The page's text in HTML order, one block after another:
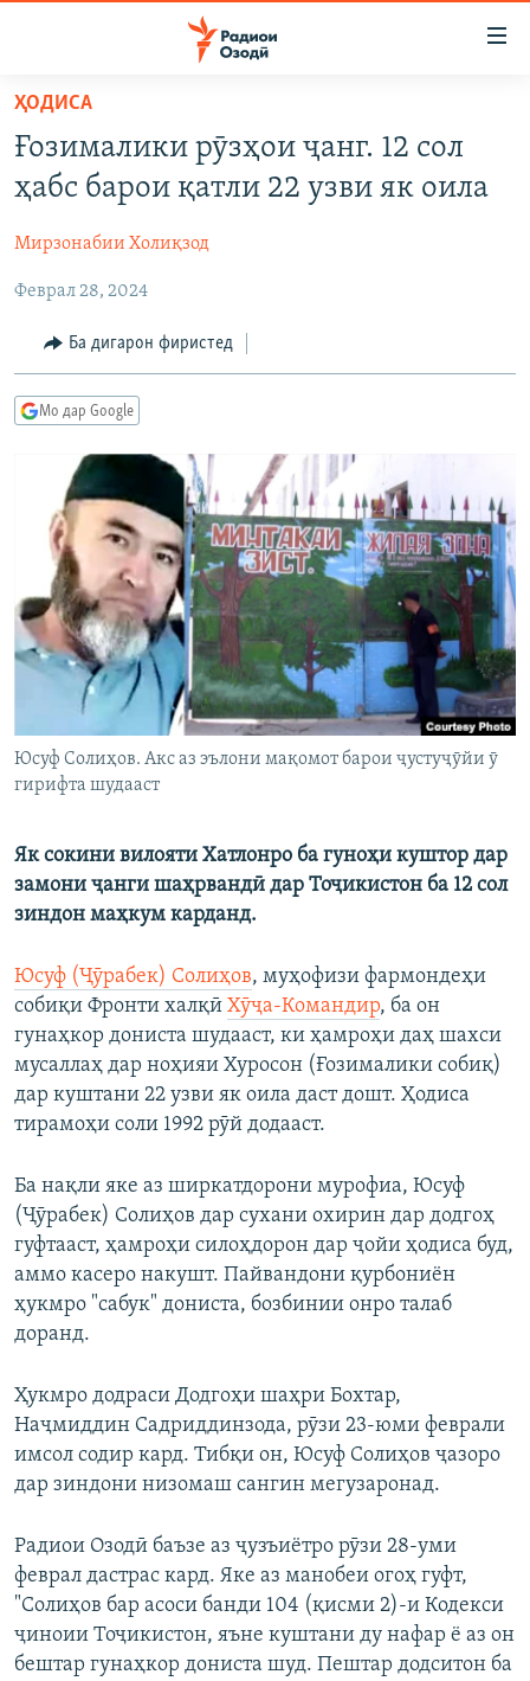
Ҷаҳиш
мояи
аслӣ
ба
аслӣ
Ҷаҳиш
ҷустор
СИЁСАТ
ҶОМЕА
ҚАЗИЯИ "КРОКУС"
ОСИЁИ МАРКАЗӢ
МЕҲМОНИ ОЗОДӢ
ВАРЗИШ
ГАПИ ОЗОД
РӮЗГОРИ МУҲОҶИР
САЛОМ, ХОҲАР
ТАҲҚИҚОТ
ҶАНГ ДАР УКРАИНА
НАЗАРИ МАРДУМ
БЛОГИСТОН
ОЗОДӢ ОНЛАЙН
ЧАНДРАСОНАӢ
ВИДЕО
НИГОРИСТОН
ГУЗОРИШҲОИ РАДИОӢ
РӮЙХАТҲО
КИТОБҲОИ ОЗОДӢ
Русский
ПАЙГИРӢ КУНЕД
Ҳамаи сомонаҳои RFE/RL
ҲОДИСА
Ғозималики рӯзҳои ҷанг. 12 сол
ҳабс барои қатли 22 узви як оила
Мирзонабии Холиқзод
Феврал 28, 2024
Ба дигарон фиристед
Мо дар Google
Юсуф Солиҳов. Акс аз эълони мақомот барои ҷустуҷӯйи ӯ
гирифта шудааст
Як сокини вилояти Хатлонро ба гуноҳи куштор дар
замони ҷанги шаҳрвандӣ дар Тоҷикистон ба 12 сол
зиндон маҳкум карданд.
Юсуф (Ҷӯрабек) Солиҳов, муҳофизи фармондеҳи
собиқи Фронти халқӣ Хӯҷа-Командир, ба он
гунаҳкор дониста шудааст, ки ҳамроҳи даҳ шахси
мусаллаҳ дар ноҳияи Хуросон (Ғозималики собиқ)
дар куштани 22 узви як оила даст дошт. Ҳодиса
тирамоҳи соли 1992 рӯй додааст.
Ба нақли яке аз ширкатдорони мурофиа, Юсуф
(Ҷӯрабек) Солиҳов дар сухани охирин дар додгоҳ
гуфтааст, ҳамроҳи силоҳдорон дар ҷойи ҳодиса буд,
аммо касеро накушт. Пайвандони қурбониён
ҳукмро "сабук" дониста, бозбинии онро талаб
доранд.
Ҳукмро додраси Додгоҳи шаҳри Бохтар,
Наҷмиддин Садриддинзода, рӯзи 23-юми феврали
имсол содир кард. Тибқи он, Юсуф Солиҳов ҷазоро
дар зиндони низомаш сангин мегузаронад.
Радиои Озодӣ баъзе аз ҷузъиётро рӯзи 28-уми
феврал дастрас кард. Яке аз манобеи огоҳ гуфт,
"Солиҳов бар асоси банди 104 (қисми 2)-и Кодекси
ҷиноии Тоҷикистон, яъне куштани ду нафар ё аз он
бештар гунаҳкор дониста шуд. Пештар додситон ба